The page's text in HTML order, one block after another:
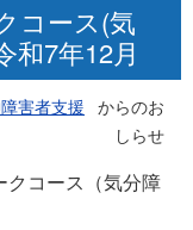
コース(気
和7年12月
害者支援
からのお
しらせ
クコース（気分障